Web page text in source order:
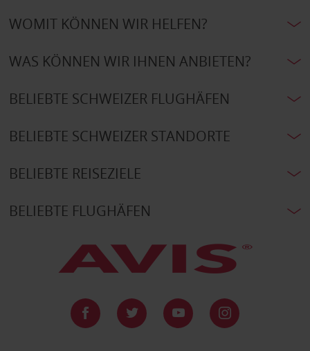
WOMIT KÖNNEN WIR HELFEN?
WAS KÖNNEN WIR IHNEN ANBIETEN?
BELIEBTE SCHWEIZER FLUGHÄFEN
BELIEBTE SCHWEIZER STANDORTE
BELIEBTE REISEZIELE
BELIEBTE FLUGHÄFEN